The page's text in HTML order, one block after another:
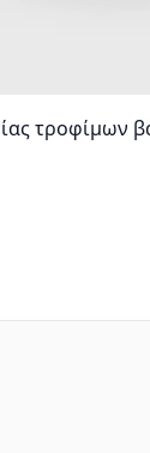
τροφίμων